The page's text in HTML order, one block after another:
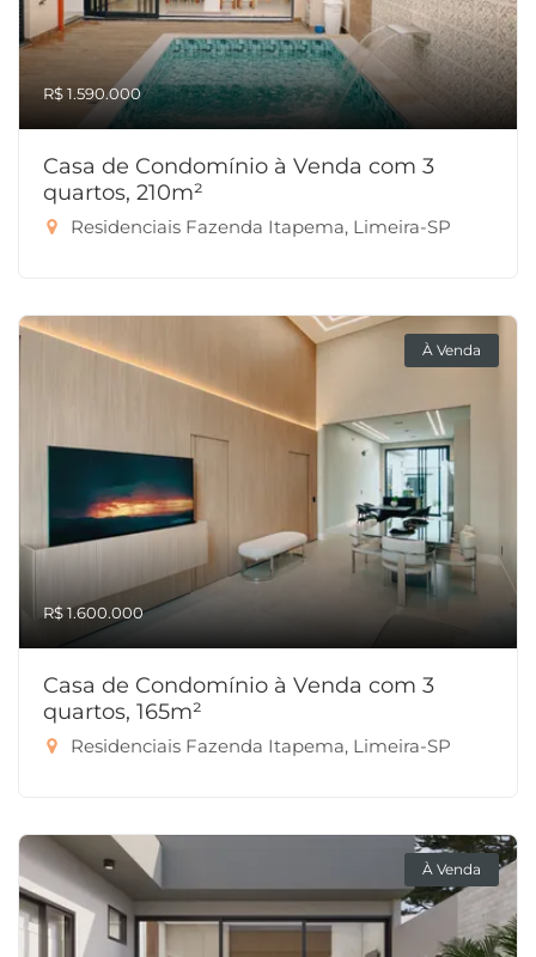
R$ 1.590.000
Casa de Condomínio à Venda com 3
quartos, 210m²
Residenciais Fazenda Itapema, Limeira-SP
À Venda
R$ 1.600.000
Casa de Condomínio à Venda com 3
quartos, 165m²
Residenciais Fazenda Itapema, Limeira-SP
À Venda